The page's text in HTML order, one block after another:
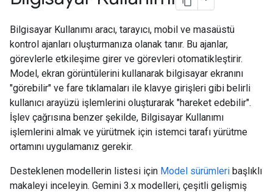
Bilgisayar Kullanımı aracı, tarayıcı, mobil ve masaüstü
kontrol ajanları oluşturmanıza olanak tanır. Bu ajanlar,
görevlerle etkileşime girer ve görevleri otomatikleştirir.
Model, ekran görüntülerini kullanarak bilgisayar ekranını
"görebilir" ve fare tıklamaları ile klavye girişleri gibi belirli
kullanıcı arayüzü işlemlerini oluşturarak "hareket edebilir".
İşlev çağrısına benzer şekilde, Bilgisayar Kullanımı
işlemlerini almak ve yürütmek için istemci tarafı yürütme
ortamını uygulamanız gerekir.
Desteklenen modellerin listesi için Model sürümleri başlıklı
makaleyi inceleyin. Gemini 3.x modelleri, çeşitli gelişmiş